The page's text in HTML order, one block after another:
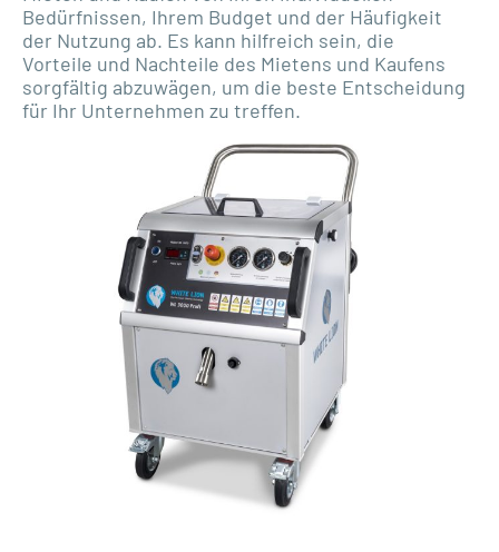
Bedürfnissen, Ihrem Budget und der Häufigkeit
der Nutzung ab. Es kann hilfreich sein, die
Vorteile und Nachteile des Mietens und Kaufens
sorgfältig abzuwägen, um die beste Entscheidung
für Ihr Unternehmen zu treffen.